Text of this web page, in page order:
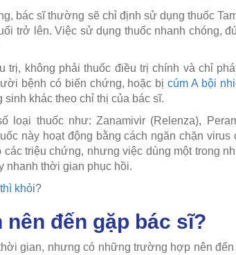
bác sĩ thường sẽ chỉ định sử dụng thuốc
trở lên. Việc sử dụng thuốc nhanh chóng,
trị, không phải thuốc điều trị chính và chỉ
bệnh có biến chứng, hoặc bịcúm A bội
khác theo chỉ thị của bác sĩ.
loại thuốc như: Zanamivir (Relenza),
này hoạt động bằng cách ngăn chặn virus
các triệu chứng, nhưng việc dùng một trong
nhanh thời gian phục hồi.
khỏi?
đến gặp bác sĩ?
gian, nhưng có những trường hợp nên